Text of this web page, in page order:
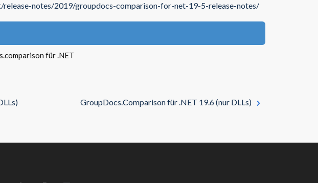
notes/2019/groupdocs-comparison-for-net-19-5-release-notes/
für .NET
GroupDocs.Comparison für .NET 19.6 (nur DLLs)